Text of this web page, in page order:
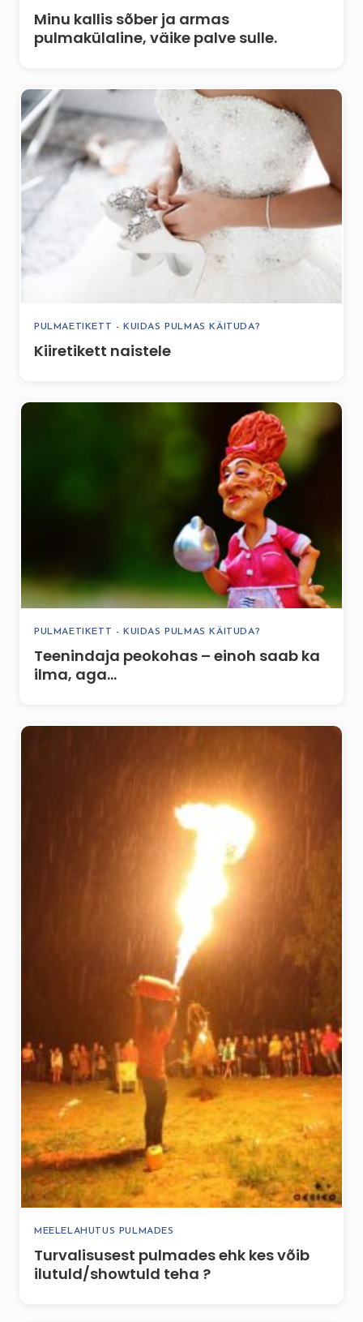
Minu kallis sõber ja armas
pulmakülaline, väike palve sulle.
PULMAETIKETT - KUIDAS PULMAS KÄITUDA?
Kiiretikett naistele
PULMAETIKETT - KUIDAS PULMAS KÄITUDA?
Teenindaja peokohas – einoh saab ka
ilma, aga…
MEELELAHUTUS PULMADES
Turvalisusest pulmades ehk kes võib
ilutuld/showtuld teha ?